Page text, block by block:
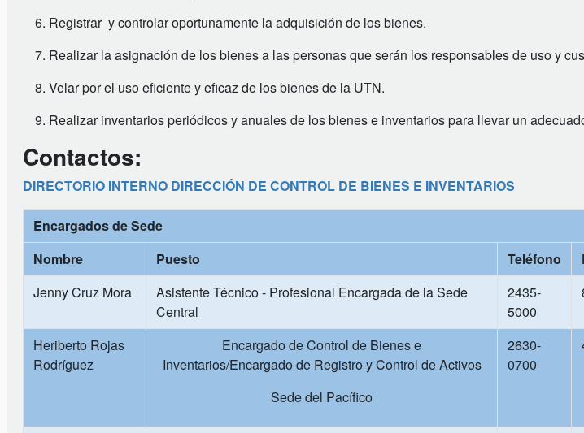
Registrar y controlar oportunamente la adquisición de los bienes.
Realizar la asignación de los bienes a las personas que serán los responsables de uso y
Velar por el uso eficiente y eficaz de los bienes de la UTN.
Realizar inventarios periódicos y anuales de los bienes e inventarios para llevar un
Contactos:
DIRECTORIO INTERNO DIRECCIÓN DE CONTROL DE BIENES E INVENTARIOS
Encargados de Sede
Nombre
Puesto Teléfono
Jenny Cruz Mora
Asistente Técnico - Profesional Encargada de la Sede
Central
2435-
5000
Heriberto Rojas
Rodríguez
Encargado de Control de Bienes e
Inventarios/Encargado de Registro y Control de Activos
Sede del Pacífico
2630-
0700